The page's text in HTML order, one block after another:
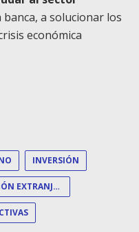
banca, a solucionar los
económica
INVERSIÓN
INVERSIÓN EXTRANJERA